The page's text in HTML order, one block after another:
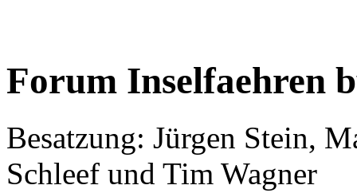
Forum Inselfaehren
Besatzung: Jürgen Stein,
Schleef und Tim Wagner